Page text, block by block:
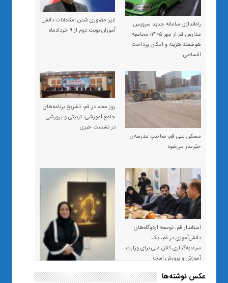
راه‌اندازی سامانه جدید سرویس
مدارس قم از مهر ۱۴۰۵؛ محاسبه
هوشمند هزینه و امکان پرداخت
اقساطی
غیر حضوری شدن امتحانات دانش
آموزان نوبت دوم از ۹ خردادماه
مسکن ملی قم، صاحبِ مدرسه‌ی
خیّرساز می‌شود
روز معلم در قم: تشریح برنامه‌های
جامع آموزشی، تربیتی و پرورشی
در نشست خبری
استاندار قم: توسعه اردوگاه‌های
دانش‌آموزی در قم، یک
سرمایه‌گذاری کلان ملی برای وزارت
آموزش و پرورش است
«صبر و اعتماد؛ روایت معلمی که
عکس نوشته‌ها